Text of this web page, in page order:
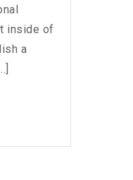
inside of
a